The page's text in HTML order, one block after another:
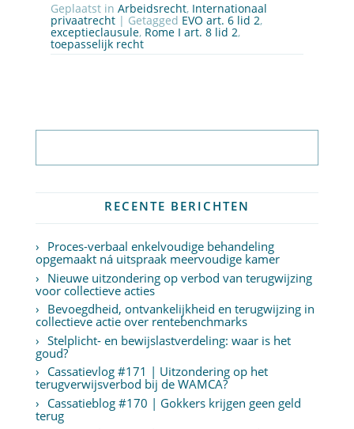
Geplaatst in Arbeidsrecht, Internationaal
privaatrecht | Getagged EVO art. 6 lid 2,
exceptieclausule, Rome I art. 8 lid 2,
toepasselijk recht
RECENTE BERICHTEN
Proces-verbaal enkelvoudige behandeling
opgemaakt ná uitspraak meervoudige kamer
Nieuwe uitzondering op verbod van terugwijzing
voor collectieve acties
Bevoegdheid, ontvankelijkheid en terugwijzing in
collectieve actie over rentebenchmarks
Stelplicht- en bewijslastverdeling: waar is het
goud?
Cassatievlog #171 | Uitzondering op het
terugverwijsverbod bij de WAMCA?
Cassatieblog #170 | Gokkers krijgen geen geld
terug